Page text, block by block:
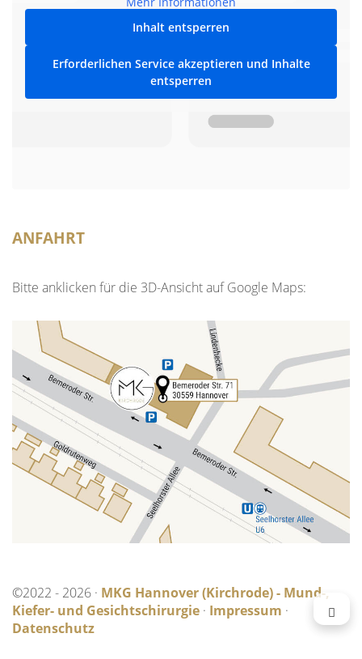
Inhalt entsperren
Erforderlichen Service akzeptieren und Inhalte
entsperren
ANFAHRT
Bitte anklicken für die 3D-Ansicht auf Google Maps:
©2022 - 2026 · MKG Hannover (Kirchrode) - Mund-,
Kiefer- und Gesichtschirurgie · Impressum ·
Datenschutz